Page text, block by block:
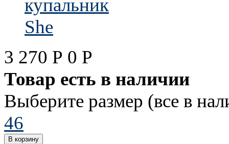
3 270 Р 0 Р
Товар есть в наличии
Выберите размер (все в
46